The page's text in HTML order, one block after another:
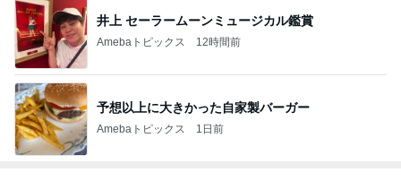
井上 セーラームーンミュージカル鑑賞
Amebaトピックス 12時間前
予想以上に大きかった自家製バーガー
Amebaトピックス 1日前